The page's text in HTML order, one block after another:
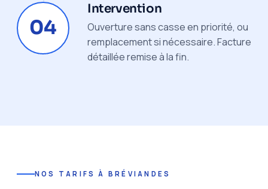
04
Intervention
Ouverture sans casse en priorité, ou
remplacement si nécessaire. Facture
détaillée remise à la fin.
NOS TARIFS À BRÉVIANDES